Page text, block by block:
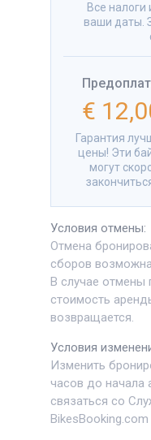
Все
ваши даты.
€
Гарантия
цены! Эти
могут
Условия отмены:
Отмена
сборов
В случае отмены
стоимость
возвращается.
Условия
Изменить
часов до начала
связаться со
BikesBooking.com